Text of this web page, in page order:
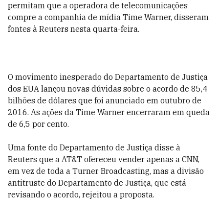
permitam que a operadora de telecomunicações
compre a companhia de mídia Time Warner, disseram
fontes à Reuters nesta quarta-feira.
O movimento inesperado do Departamento de Justiça
dos EUA lançou novas dúvidas sobre o acordo de 85,4
bilhões de dólares que foi anunciado em outubro de
2016. As ações da Time Warner encerraram em queda
de 6,5 por cento.
Uma fonte do Departamento de Justiça disse à
Reuters que a AT&T ofereceu vender apenas a CNN,
em vez de toda a Turner Broadcasting, mas a divisão
antitruste do Departamento de Justiça, que está
revisando o acordo, rejeitou a proposta.